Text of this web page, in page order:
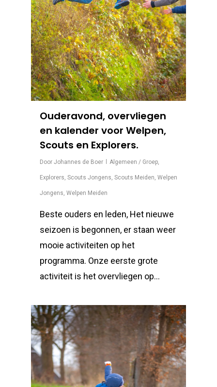
Ouderavond, overvliegen
en kalender voor Welpen,
Scouts en Explorers.
Door Johannes de Boer Algemeen / Groep
Explorers Scouts Jongens Scouts Meiden Welpen
Jongens Welpen Meiden
Beste ouders en leden, Het nieuwe
seizoen is begonnen, er staan weer
mooie activiteiten op het
programma. Onze eerste grote
activiteit is het overvliegen op…